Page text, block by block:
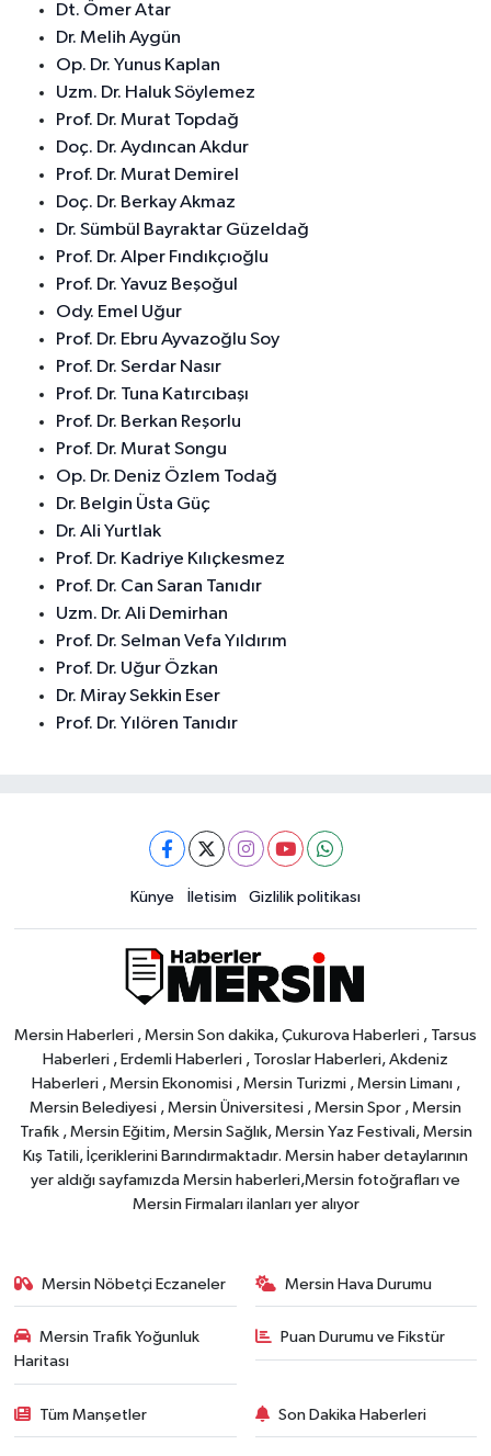
Dt. Ömer Atar
Dr. Melih Aygün
Op. Dr. Yunus Kaplan
Uzm. Dr. Haluk Söylemez
Prof. Dr. Murat Topdağ
Doç. Dr. Aydıncan Akdur
Prof. Dr. Murat Demirel
Doç. Dr. Berkay Akmaz
Dr. Sümbül Bayraktar Güzeldağ
Prof. Dr. Alper Fındıkçıoğlu
Prof. Dr. Yavuz Beşoğul
Ody. Emel Uğur
Prof. Dr. Ebru Ayvazoğlu Soy
Prof. Dr. Serdar Nasır
Prof. Dr. Tuna Katırcıbaşı
Prof. Dr. Berkan Reşorlu
Prof. Dr. Murat Songu
Op. Dr. Deniz Özlem Todağ
Dr. Belgin Üsta Güç
Dr. Ali Yurtlak
Prof. Dr. Kadriye Kılıçkesmez
Prof. Dr. Can Saran Tanıdır
Uzm. Dr. Ali Demirhan
Prof. Dr. Selman Vefa Yıldırım
Prof. Dr. Uğur Özkan
Dr. Miray Sekkin Eser
Prof. Dr. Yılören Tanıdır
Künye İletisim Gizlilik politikası
Mersin Haberleri , Mersin Son dakika, Çukurova Haberleri , Tarsus
Haberleri , Erdemli Haberleri , Toroslar Haberleri, Akdeniz
Haberleri , Mersin Ekonomisi , Mersin Turizmi , Mersin Limanı ,
Mersin Belediyesi , Mersin Üniversitesi , Mersin Spor , Mersin
Trafik , Mersin Eğitim, Mersin Sağlık, Mersin Yaz Festivali, Mersin
Kış Tatili, İçeriklerini Barındırmaktadır. Mersin haber detaylarının
yer aldığı sayfamızda Mersin haberleri,Mersin fotoğrafları ve
Mersin Firmaları ilanları yer alıyor
Mersin Nöbetçi Eczaneler Mersin Hava Durumu
Mersin Trafik Yoğunluk
Haritası
Puan Durumu ve Fikstür
Tüm Manşetler Son Dakika Haberleri